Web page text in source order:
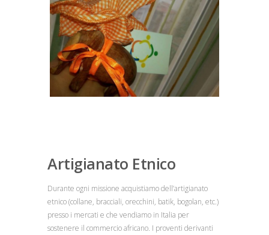
Artigianato Etnico
Durante ogni missione acquistiamo dell’artigianato
etnico (collane, bracciali, orecchini, batik, bogolan, etc.)
presso i mercati e che vendiamo in Italia per
sostenere il commercio africano. I proventi derivanti